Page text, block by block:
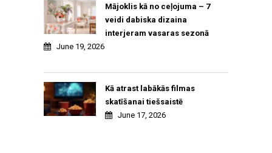
Mājoklis kā no ceļojuma – 7
veidi dabiska dizaina
interjeram vasaras sezonā
June 19, 2026
Kā atrast labākās filmas
skatīšanai tiešsaistē
June 17, 2026